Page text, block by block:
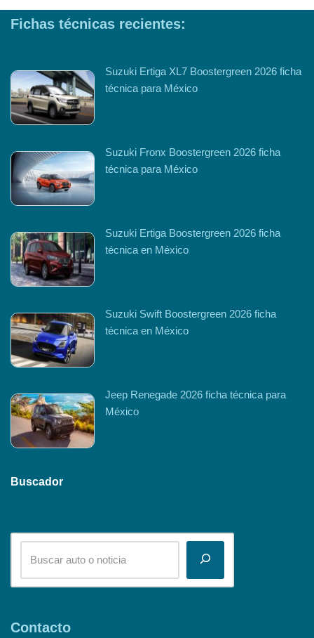
Fichas técnicas recientes:
Suzuki Ertiga XL7 Boostergreen 2026 ficha
técnica para México
Suzuki Fronx Boostergreen 2026 ficha
técnica para México
Suzuki Ertiga Boostergreen 2026 ficha
técnica en México
Suzuki Swift Boostergreen 2026 ficha
técnica en México
Jeep Renegade 2026 ficha técnica para
México
Buscador
Contacto